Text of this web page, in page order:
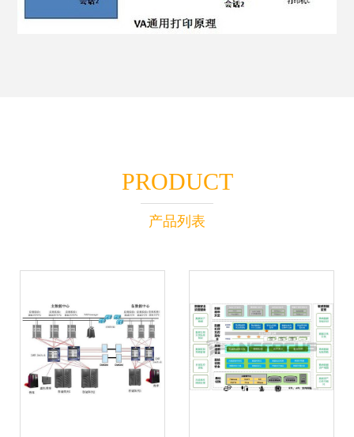
PRODUCT
产品列表